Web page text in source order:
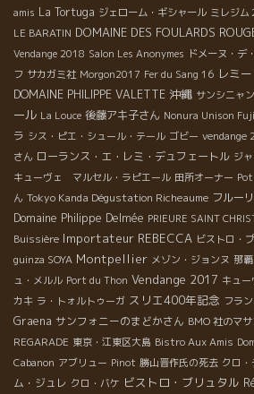
amis La Tortuga ジェローム・ギシャール ミレジム
LE BARATIN DOMAINE DES FOULARDS
Vendange 2018 Salon Les Anonymes ドメーヌ・デ
フ サカガミ社 Morgon2017 Fer du Sang 16 レミ
DOMAINE PHILIPPE VALETTE 沖縄 サンシニャン
ール La Louce 後藤アキ子さん Nonura Unison
ラ シス・ピエ・シュール・テール ゴビー vendange
さん ローランス・エ・レミ・デュフェートル ジ
キューヴェ マルセル・ラピエール 田所オーナー
ん Tokyo Kanda Dégustation Richeaume フルーリ
Domaine Philippe Delmée PRIEURE SAINT
Buissière Importateur REBECCA ビストロ・
guinza SOYA Montpellier メゾン・ジョンヌ 那覇
ュ・メルル Port du Thon Vendange 2017 キュ
カキ ラ・トォルトゥーガ スリエ400年記念 フラ
Graena サンフォニーのまどかさん BMO 社のマ
REGARADE 東京・江東区大島 Bistro Aux Amis
Cabanon アブリュー Pinot 勝山晋作氏の死去 クロ
ム・ジュレ クロ・バケ ビストロ・ブリュタル